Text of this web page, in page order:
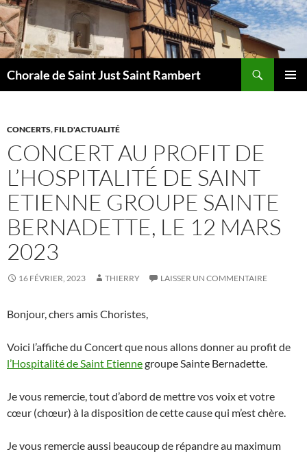
Aller
au
contenu
Chorale de Saint Just Saint Rambert
CONCERTS,FIL D'ACTUALITÉ
CONCERT AU PROFIT DE
L’HOSPITALITÉ DE SAINT
ETIENNE GROUPE SAINTE
BERNADETTE, LE 12 MARS
2023
16 FÉVRIER, 2023 THIERRY LAISSER UN COMMENTAIRE
Bonjour, chers amis Choristes,
Voici l’affiche du Concert que nous allons donner au profit de
l’Hospitalité de Saint Etiennegroupe Sainte Bernadette.
Je vous remercie, tout d’abord de mettre vos voix et votre
cœur (chœur) à la disposition de cette cause qui m’est chère.
Je vous remercie aussi beaucoup de répandre au maximum